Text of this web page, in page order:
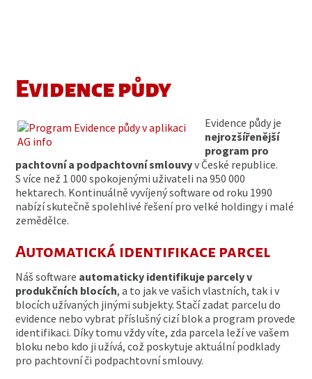
Evidence půdy
Evidence půdy je
nejrozšířenější
program pro
pachtovní a podpachtovní smlouvyv České republice.
S více než 1 000 spokojenými uživateli na 950 000
hektarech. Kontinuálně vyvíjený software od roku 1990
nabízí skutečně spolehlivé řešení pro velké holdingy i malé
zemědělce.
Automatická identifikace parcel
Náš software automaticky identifikuje parcely v
produkčních blocích, a to jak ve vašich vlastních, tak i v
blocích užívaných jinými subjekty. Stačí zadat parcelu do
evidence nebo vybrat příslušný cizí blok a program provede
identifikaci. Díky tomu vždy víte, zda parcela leží ve vašem
bloku nebo kdo ji užívá, což poskytuje aktuální podklady
pro pachtovní či podpachtovní smlouvy.